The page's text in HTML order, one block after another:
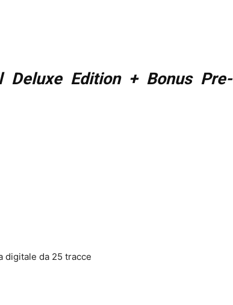
Deluxe Edition + Bonus Pre-
digitale da 25 tracce